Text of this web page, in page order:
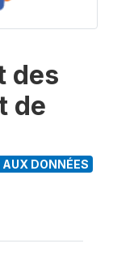
des
de
DONNÉES